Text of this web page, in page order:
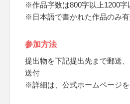
※作品字数は800字以上1200字
※日本語で書かれた作品のみ
参加方法
提出物を下記提出先まで郵送
送付
※詳細は、公式ホームページ